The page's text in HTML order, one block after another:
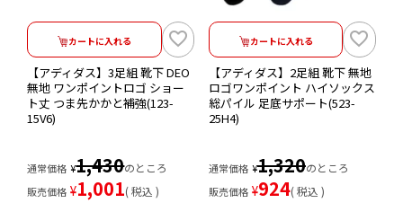
カートに入れる
【アディダス】3足組 靴下 DEO
無地 ワンポイントロゴ ショー
ト丈 つま先かかと補強(123-
15V6)
通常価格 ¥1,430のところ
販売価格 ¥1,001 税込
カートに入れる
【アディダス】2足組 靴下 無地
ロゴワンポイント ハイソックス
総パイル 足底サポート(523-
25H4)
通常価格 ¥1,320のところ
販売価格 ¥924 税込